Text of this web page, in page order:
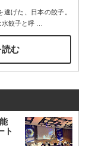
げた、日本の餃子。
餃子と呼…
む
ト